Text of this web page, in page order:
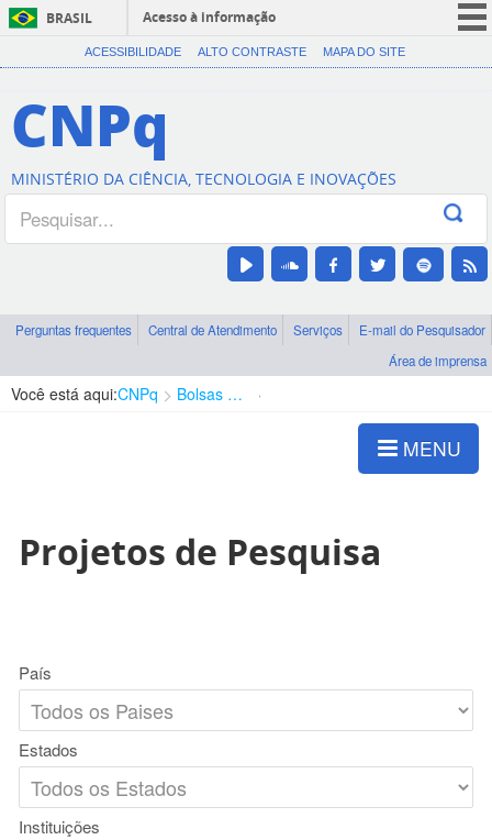
BRASIL
Acesso à informação
CORONAVÍRUS (COVID-19)
Canais
ACESSIBILIDADE ALTO CONTRASTE MAPA DO SITE
CNPq
MINISTÉRIO DA CIÊNCIA, TECNOLOGIA E INOVAÇÕES
Perguntas frequentes Central de Atendimento Serviços
E-mail do Pesquisador
Área de imprensa
Você está aqui:CNPq Bolsas e Auxílios Vigentes
MENU
Projetos de Pesquisa
País
Estados
Instituições